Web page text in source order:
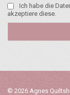
Ich habe die
akzeptiere diese.
© 2026 Agnes